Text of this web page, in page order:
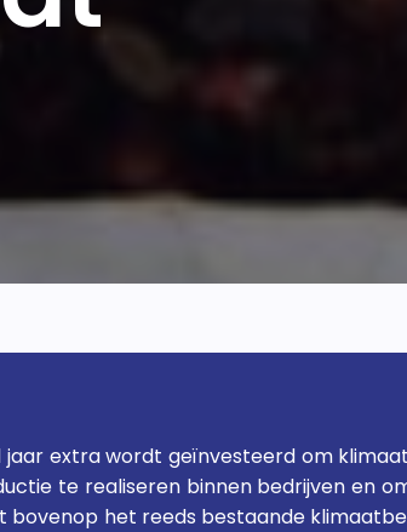
extra wordt geïnvesteerd om
te realiseren binnen bedrijven en
het reeds bestaande